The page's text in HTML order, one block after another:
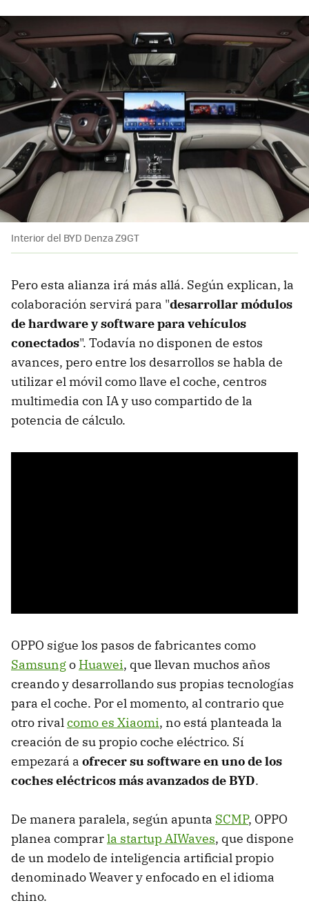
Interior del BYD Denza Z9GT
Pero esta alianza irá más allá. Según explican, la
colaboración servirá para "desarrollar módulos
de hardware y software para vehículos
conectados". Todavía no disponen de estos
avances, pero entre los desarrollos se habla de
utilizar el móvil como llave el coche, centros
multimedia con IA y uso compartido de la
potencia de cálculo.
OPPO sigue los pasos de fabricantes como
Samsungo Huawei, que llevan muchos años
creando y desarrollando sus propias tecnologías
para el coche. Por el momento, al contrario que
otro rival como es Xiaomi, no está planteada la
creación de su propio coche eléctrico. Sí
empezará a ofrecer su software en uno de los
coches eléctricos más avanzados de BYD.
De manera paralela, según apunta SCMP, OPPO
planea comprarla startup AIWaves, que dispone
de un modelo de inteligencia artificial propio
denominado Weaver y enfocado en el idioma
chino.